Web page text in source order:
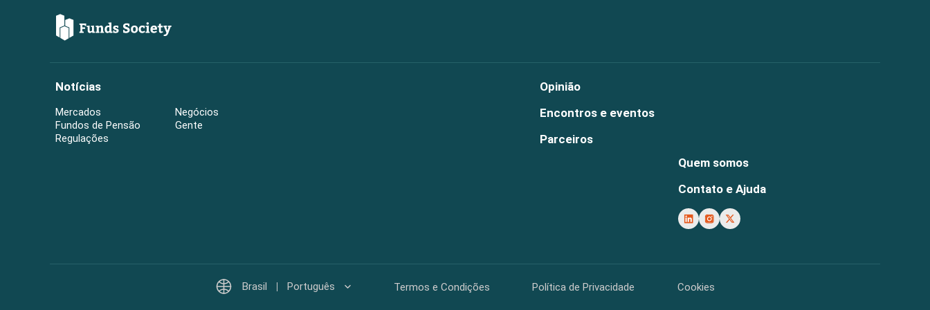
Notícias
Mercados
Negócios
Fundos de Pensão
Gente
Regulações
Opinião
Encontros e eventos
Parceiros
Quem somos
Contato e Ajuda
Brasil Português Termos e Condições Política de Privacidade Cookies